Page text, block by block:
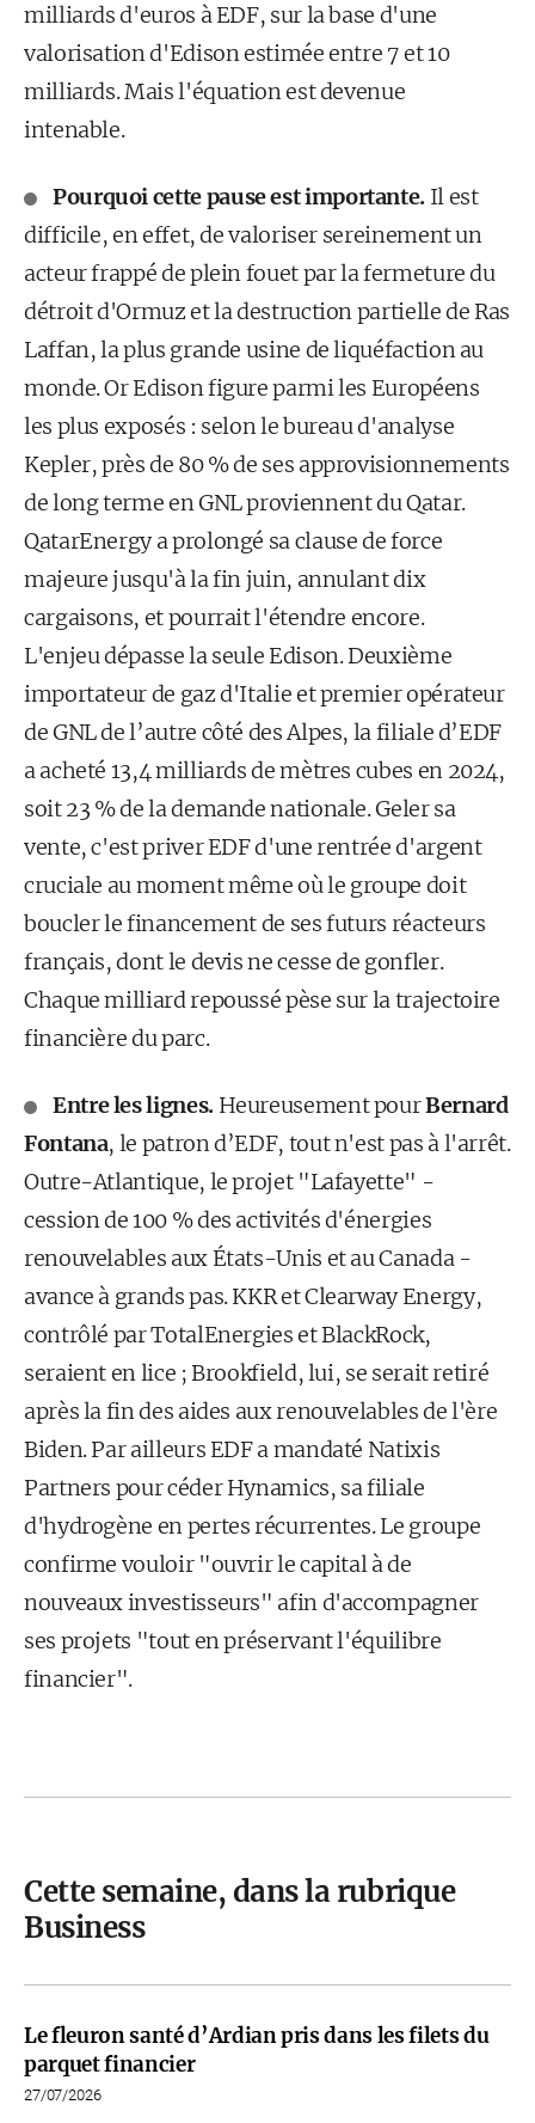
milliards d'euros à EDF, sur la base d'une
valorisation d'Edison estimée entre 7 et 10
milliards. Mais l'équation est devenue
intenable.
Pourquoi cette pause est importante. Il est
difficile, en effet, de valoriser sereinement un
acteur frappé de plein fouet par la fermeture du
détroit d'Ormuz et la destruction partielle de Ras
Laffan, la plus grande usine de liquéfaction au
monde. Or Edison figure parmi les Européens
les plus exposés : selon le bureau d'analyse
Kepler, près de 80 % de ses approvisionnements
de long terme en GNL proviennent du Qatar.
QatarEnergy a prolongé sa clause de force
majeure jusqu'à la fin juin, annulant dix
cargaisons, et pourrait l'étendre encore.
L'enjeu dépasse la seule Edison. Deuxième
importateur de gaz d'Italie et premier opérateur
de GNL de l’autre côté des Alpes, la filiale d’EDF
a acheté 13,4 milliards de mètres cubes en 2024,
soit 23 % de la demande nationale. Geler sa
vente, c'est priver EDF d'une rentrée d'argent
cruciale au moment même où le groupe doit
boucler le financement de ses futurs réacteurs
français, dont le devis ne cesse de gonfler.
Chaque milliard repoussé pèse sur la trajectoire
financière du parc.
Entre les lignes. Heureusement pourBernard
Fontana, le patron d’EDF, tout n'est pas à l'arrêt.
Outre-Atlantique, le projet "Lafayette" -
cession de 100 % des activités d'énergies
renouvelables aux États-Unis et au Canada -
avance à grands pas. KKR et Clearway Energy,
contrôlé par TotalEnergies et BlackRock,
seraient en lice ; Brookfield, lui, se serait retiré
après la fin des aides aux renouvelables de l'ère
Biden. Par ailleurs EDF a mandaté Natixis
Partners pour céder Hynamics, sa filiale
d'hydrogène en pertes récurrentes. Le groupe
confirme vouloir "ouvrir le capital à de
nouveaux investisseurs" afin d'accompagner
ses projets "tout en préservant l'équilibre
financier".
Cette semaine, dans la rubrique
Business
Le fleuron santé d’Ardian pris dans les filets du
parquet financier
27/07/2026